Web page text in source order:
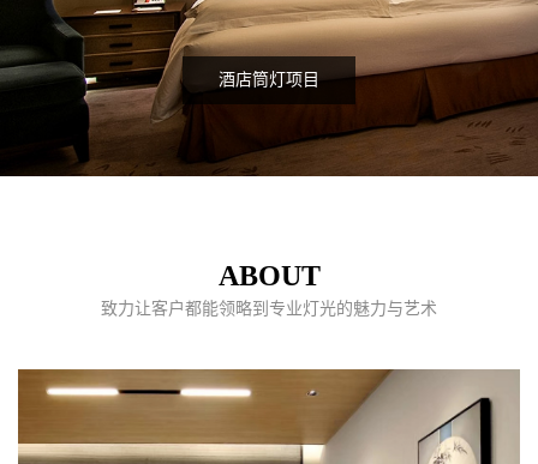
酒店筒灯项目
ABOUT
致力让客户都能领略到专业灯光的魅力与艺术